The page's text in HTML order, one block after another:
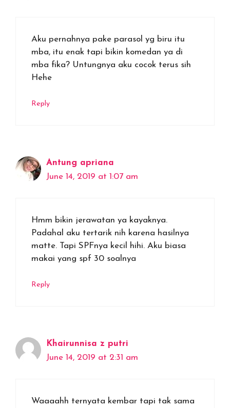
Aku pernahnya pake parasol yg biru itu
mba, itu enak tapi bikin komedan ya di
mba fika? Untungnya aku cocok terus sih
Hehe
Reply
Antung apriana
June 14, 2019 at 1:07 am
Hmm bikin jerawatan ya kayaknya.
Padahal aku tertarik nih karena hasilnya
matte. Tapi SPFnya kecil hihi. Aku biasa
makai yang spf 30 soalnya
Reply
Khairunnisa z putri
June 14, 2019 at 2:31 am
Waaaahh ternyata kembar tapi tak sama